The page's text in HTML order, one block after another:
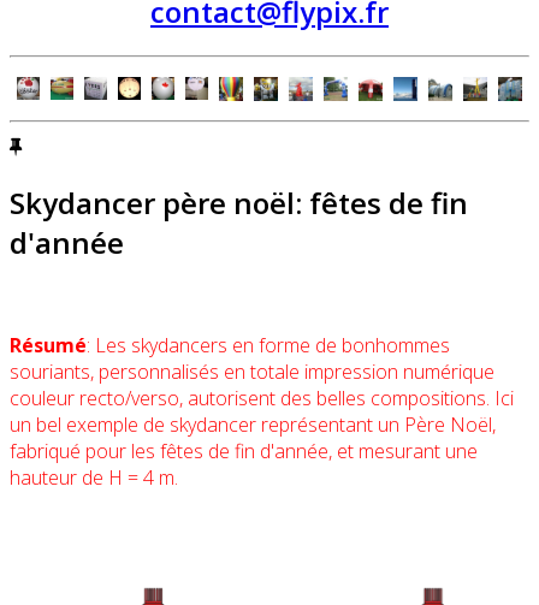
contact@flypix.fr
Skydancer père noël: fêtes de fin
d'année
Résumé: Les skydancers en forme de bonhommes
souriants, personnalisés en totale impression numérique
couleur recto/verso, autorisent des belles compositions. Ici
un bel exemple de skydancer représentant un Père Noël,
fabriqué pour les fêtes de fin d'année, et mesurant une
hauteur de H = 4 m.